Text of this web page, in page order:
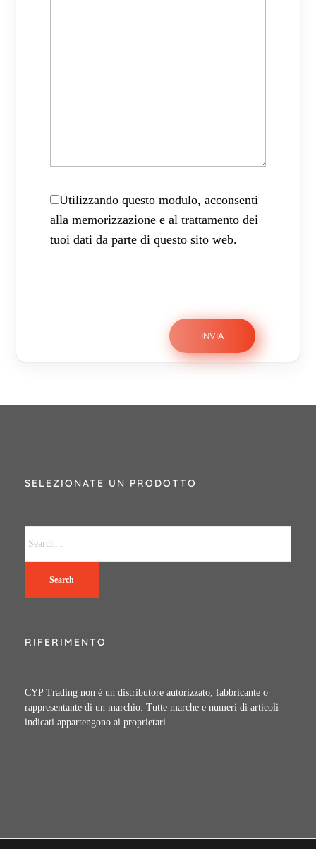
Utilizzando questo modulo, acconsenti
alla memorizzazione e al trattamento dei
tuoi dati da parte di questo sito web.
SELEZIONATE UN PRODOTTO
Search
RIFERIMENTO
CYP Trading non é un distributore autorizzato, fabbricante o
rappresentante di un marchio. Tutte marche e numeri di articoli
indicati appartengono ai proprietari.